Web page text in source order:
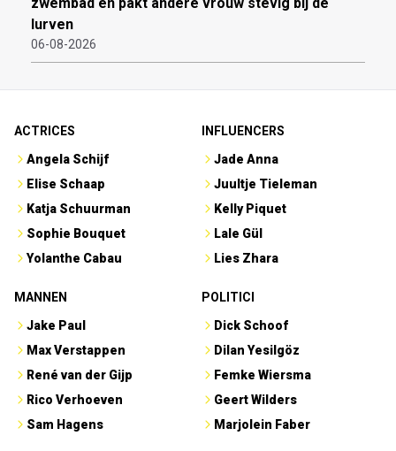
lurven
06-08-2026
ACTRICES
Angela Schijf
Elise Schaap
Katja Schuurman
Sophie Bouquet
Yolanthe Cabau
INFLUENCERS
Jade Anna
Juultje Tieleman
Kelly Piquet
Lale Gül
Lies Zhara
MANNEN
Jake Paul
Max Verstappen
René van der Gijp
Rico Verhoeven
Sam Hagens
POLITICI
Dick Schoof
Dilan Yesilgöz
Femke Wiersma
Geert Wilders
Marjolein Faber